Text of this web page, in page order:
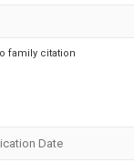
family citation
Date